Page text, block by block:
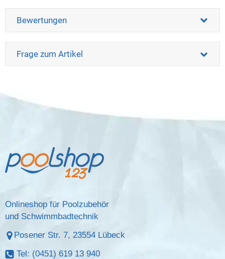
Bewertungen
Frage zum Artikel
Onlineshop für Poolzubehör
und Schwimmbadtechnik
Posener Str. 7, 23554 Lübeck
Tel: (0451) 619 13 940